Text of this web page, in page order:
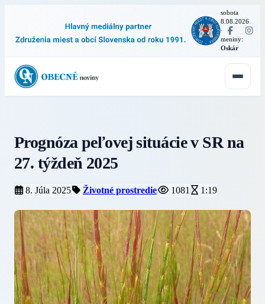
sobota
8.08.2026
·
meniny:
Oskár
Prognóza peľovej situácie v SR na
27. týždeň 2025
8. Júla 2025 Životné prostredie 1081 1:19